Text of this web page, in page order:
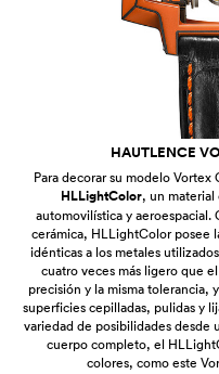
HAUTLENCE
Para decorar su modelo Vortex
HLLightColor, un material
automovilística y aeroespacial.
cerámica, HLLightColor posee
idénticas a los metales
cuatro veces más ligero que
precisión y la misma tolerancia,
superficies cepilladas, pulidas y
variedad de posibilidades
cuerpo completo, el
colores, como este